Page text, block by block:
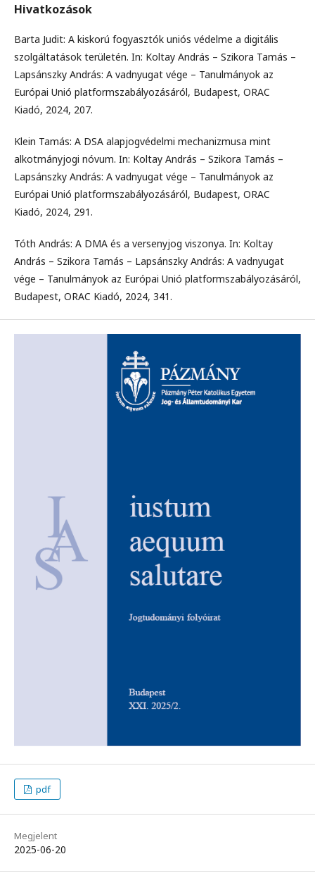
Hivatkozások
Barta Judit: A kiskorú fogyasztók uniós védelme a digitális
szolgáltatások területén. In: Koltay András – Szikora Tamás –
Lapsánszky András: A vadnyugat vége – Tanulmányok az
Európai Unió platformszabályozásáról, Budapest, ORAC
Kiadó, 2024, 207.
Klein Tamás: A DSA alapjogvédelmi mechanizmusa mint
alkotmányjogi nóvum. In: Koltay András – Szikora Tamás –
Lapsánszky András: A vadnyugat vége – Tanulmányok az
Európai Unió platformszabályozásáról, Budapest, ORAC
Kiadó, 2024, 291.
Tóth András: A DMA és a versenyjog viszonya. In: Koltay
András – Szikora Tamás – Lapsánszky András: A vadnyugat
vége – Tanulmányok az Európai Unió platformszabályozásáról,
Budapest, ORAC Kiadó, 2024, 341.
pdf
Megjelent
2025-06-20